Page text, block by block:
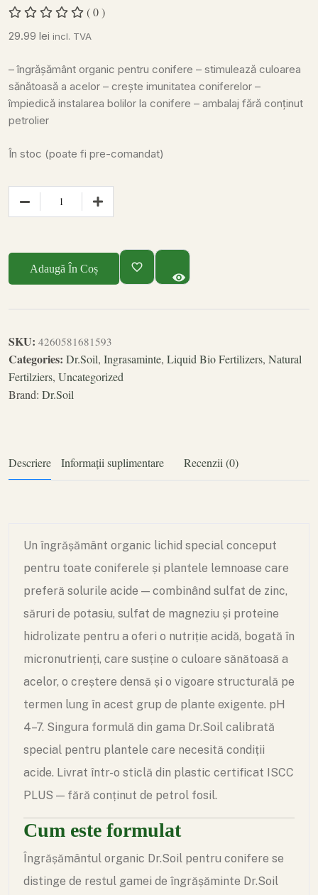
( 0 )
29.99 lei incl. TVA
– îngrășământ organic pentru conifere – stimulează culoarea
sănătoasă a acelor – crește imunitatea coniferelor –
împiedică instalarea bolilor la conifere – ambalaj fără conținut
petrolier
În stoc (poate fi pre-comandat)
Adaugă În Coș
SKU: 4260581681593
Categories: Dr.Soil, Ingrasaminte, Liquid Bio Fertilizers, Natural
Fertilziers, Uncategorized
Brand: Dr.Soil
Descriere Informații suplimentare Recenzii (0)
Un îngrășământ organic lichid special conceput
pentru toate coniferele și plantele lemnoase care
preferă solurile acide — combinând sulfat de zinc,
săruri de potasiu, sulfat de magneziu și proteine
hidrolizate pentru a oferi o nutriție acidă, bogată în
micronutrienți, care susține o culoare sănătoasă a
acelor, o creștere densă și o vigoare structurală pe
termen lung în acest grup de plante exigente. pH
4–7. Singura formulă din gama Dr.Soil calibrată
special pentru plantele care necesită condiții
acide. Livrat într-o sticlă din plastic certificat ISCC
PLUS — fără conținut de petrol fosil.
Cum este formulat
Îngrășământul organic Dr.Soil pentru conifere se
distinge de restul gamei de îngrășăminte Dr.Soil